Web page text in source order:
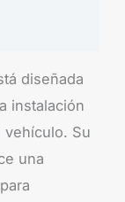
diseñada
instalación
Su
una